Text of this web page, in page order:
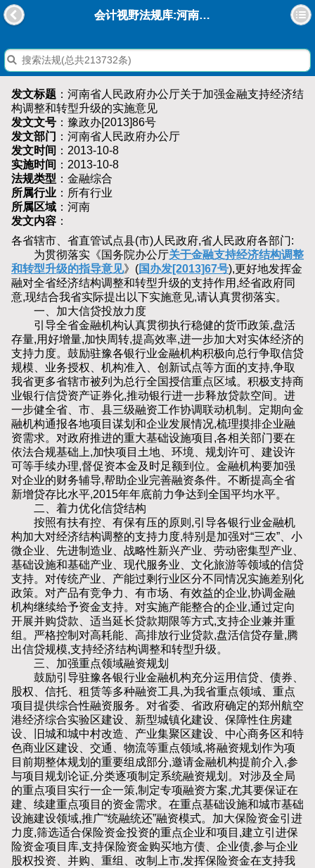
会计视野法规库:河南省人民政府办公厅关于加强金融支持经济结构调整和转型升级的实施意见
发文标题 ：河南省人民政府办公厅关于加强金融支持经济结
构调整和转型升级的实施意见
发文文号 ：豫政办[2013]86号
发文部门 ：河南省人民政府办公厅
发文时间 ：2013-10-8
实施时间 ：2013-10-8
法规类型 ：金融综合
所属行业 ：所有行业
所属区域 ：河南
发文内容 ：
各省辖市、省直管试点县(市)人民政府,省人民政府各部门:
为贯彻落实《国务院办公厅关于金融支持经济结构调整
和转型升级的指导意见》(国办发[2013]67号),更好地发挥金
融对全省经济结构调整和转型升级的支持作用,经省政府同
意,现结合我省实际提出以下实施意见,请认真贯彻落实。
一、加大信贷投放力度
引导全省金融机构认真贯彻执行稳健的货币政策,盘活
存量,用好增量,加快周转,提高效率,进一步加大对实体经济的
支持力度。鼓励驻豫各银行业金融机构积极向总行争取信贷
规模、业务授权、机构准入、创新试点等方面的支持,争取
我省更多省辖市被列为总行全国授信重点区域。积极支持商
业银行信贷资产证券化,推动银行进一步释放贷款空间。进
一步健全省、市、县三级融资工作协调联动机制。定期向金
融机构通报各地项目谋划和企业发展情况,梳理摸排企业融
资需求。对政府推进的重大基础设施项目,各相关部门要在
依法合规基础上,加快项目土地、环境、规划许可、建设许
可等手续办理,督促资本金及时足额到位。金融机构要加强
对企业的财务辅导,帮助企业完善融资条件。不断提高全省
新增贷存比水平,2015年年底前力争达到全国平均水平。
二、着力优化信贷结构
按照有扶有控、有保有压的原则,引导各银行业金融机
构加大对经济结构调整的支持力度,特别是加强对“三农”、小
微企业、先进制造业、战略性新兴产业、劳动密集型产业、
基础设施和基础产业、现代服务业、文化旅游等领域的信贷
支持。对传统产业、产能过剩行业区分不同情况实施差别化
政策。对产品有竞争力、有市场、有效益的企业,协调金融
机构继续给予资金支持。对实施产能整合的企业,通过定向
开展并购贷款、适当延长贷款期限等方式,支持企业兼并重
组。严格控制对高耗能、高排放行业贷款,盘活信贷存量,腾
出信贷规模,支持经济结构调整和转型升级。
三、加强重点领域融资规划
鼓励引导驻豫各银行业金融机构充分运用信贷、债券、
股权、信托、租赁等多种融资工具,为我省重点领域、重点
项目提供综合性融资服务。对省委、省政府确定的郑州航空
港经济综合实验区建设、新型城镇化建设、保障性住房建
设、旧城和城中村改造、产业集聚区建设、中心商务区和特
色商业区建设、交通、物流等重点领域,将融资规划作为项
目前期整体规划的重要组成部分,邀请金融机构提前介入,参
与项目规划论证,分类逐项制定系统融资规划。对涉及全局
的重点项目实行一企一策,制定专项融资方案,尤其要保证在
建、续建重点项目的资金需求。在重点基础设施和城市基础
设施建设领域,推广“统融统还”融资模式。加大保险资金引进
力度,筛选适合保险资金投资的重点企业和项目,建立引进保
险资金项目库,支持保险资金购买地方债、企业债,参与企业
股权投资、并购、重组、改制上市,发挥保险资金在支持我